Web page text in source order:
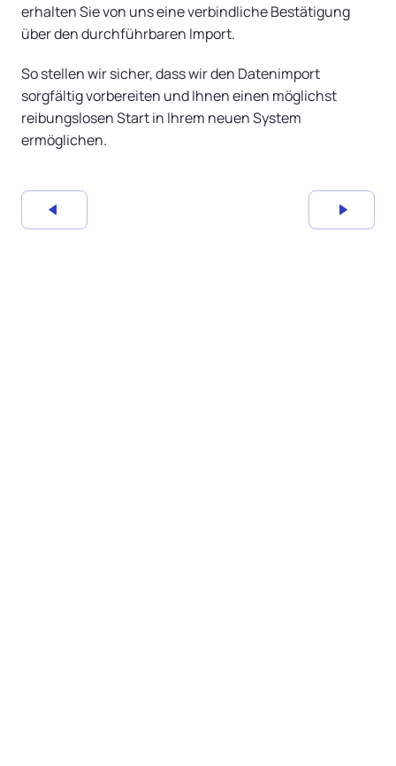
erhalten Sie von uns eine verbindliche Bestätigung
über den durchführbaren Import.
So stellen wir sicher, dass wir den Datenimport
sorgfältig vorbereiten und Ihnen einen möglichst
reibungslosen Start in Ihrem neuen System
ermöglichen.